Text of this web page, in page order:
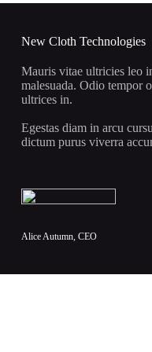
bila:
7.466
New Cloth Technologies
Mauris vitae ultricies leo
malesuada. Odio tempor
ultrices in.
Egestas diam in arcu
dictum purus viverra
Alice Autumn, CEO